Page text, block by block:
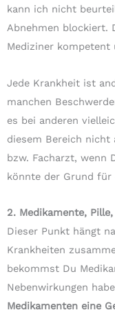
kann ich nicht
Abnehmen blockiert.
Mediziner
Jede Krankheit ist
manchen
es bei anderen
diesem Bereich nicht
bzw. Facharzt, wenn
könnte der Grund für
2. Medikamente,
Dieser Punkt hängt
Krankheiten
bekommst Du
Nebenwirkungen
Medikamenten eine